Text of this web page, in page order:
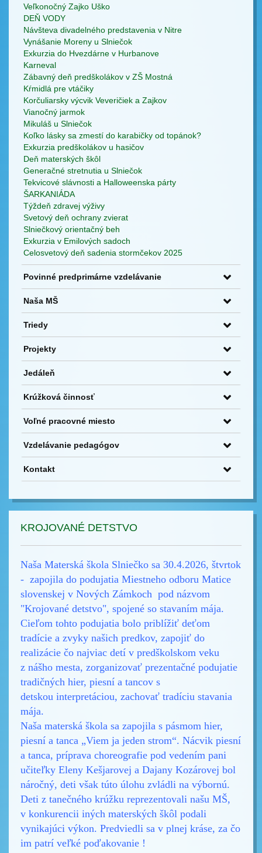
Veľkonočný Zajko Uško
DEŇ VODY
Návšteva divadelného predstavenia v Nitre
Vynášanie Moreny u Slniečok
Exkurzia do Hvezdárne v Hurbanove
Karneval
Zábavný deň predškolákov v ZŠ Mostná
Kŕmidlá pre vtáčiky
Korčuliarsky výcvik Veveričiek a Zajkov
Vianočný jarmok
Mikuláš u Slniečok
Koľko lásky sa zmestí do karabičky od topánok?
Exkurzia predškolákov u hasičov
Deň materských škôl
Generačné stretnutia u Slniečok
Tekvicové slávnosti a Halloweenska párty
ŠARKANIÁDA
Týždeň zdravej výživy
Svetový deň ochrany zvierat
Slniečkový orientačný beh
Exkurzia v Emilových sadoch
Celosvetový deň sadenia stormčekov 2025
Povinné predprimárne vzdelávanie
Naša MŠ
Triedy
Projekty
Jedáleň
Krúžková činnosť
Voľné pracovné miesto
Vzdelávanie pedagógov
Kontakt
KROJOVANÉ DETSTVO
Naša Materská škola Slniečko sa 30.4.2026, štvrtok
- zapojila do podujatia Miestneho odboru Matice
slovenskej v Nových Zámkoch pod názvom
"Krojované detstvo", spojené so stavaním mája.
Cieľom tohto podujatia bolo priblížiť deťom
tradície a zvyky našich predkov, zapojiť do
realizácie čo najviac detí v predškolskom veku
z nášho mesta, zorganizovať prezentačné podujatie
tradičných hier, piesní a tancov s
detskou interpretáciou, zachovať tradíciu stavania
mája.
Naša materská škola sa zapojila s pásmom hier,
piesní a tanca „Viem ja jeden strom“. Nácvik piesní
a tanca, príprava choreografie pod vedením pani
učiteľky Eleny Kešjarovej a Dajany Kozárovej bol
náročný, deti však túto úlohu zvládli na výbornú.
Deti z tanečného krúžku reprezentovali našu MŠ,
v konkurencii iných materských škôl podali
vynikajúci výkon. Predviedli sa v plnej kráse, za čo
im patrí veľké poďakovanie !